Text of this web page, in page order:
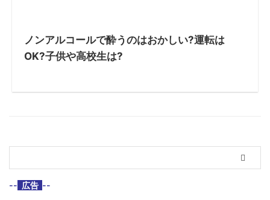
ノンアルコールで酔うのはおかしい?運転は
OK?子供や高校生は?
-- 広告 --